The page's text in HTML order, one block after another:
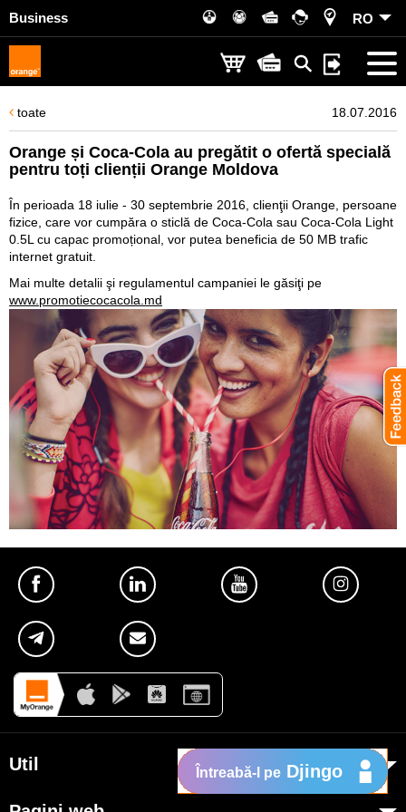
Business RO
toate 18.07.2016
Orange și Coca-Cola au pregătit o ofertă specială
pentru toți clienții Orange Moldova
În perioada 18 iulie - 30 septembrie 2016, clienţii Orange, persoane
fizice, care vor cumpăra o sticlă de Coca-Cola sau Coca-Cola Light
0.5L cu capac promoțional, vor putea beneficia de 50 MB trafic
internet gratuit.
Mai multe detalii şi regulamentul campaniei le găsiţi pe
www.promotiecocacola.md
Util Întreabă-l pe Djingo